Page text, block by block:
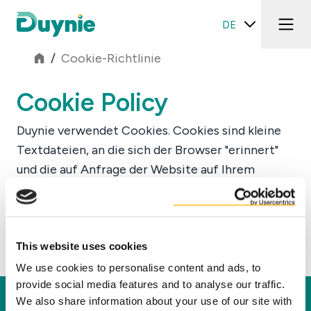
This website uses cookies
We use cookies to personalise content and ads, to
provide social media features and to analyse our traffic.
We also share information about your use of our site with
DE
/ Cookie-Richtlinie
Cookie Policy
Duynie verwendet Cookies. Cookies sind kleine
Textdateien, an die sich der Browser "erinnert"
und die auf Anfrage der Website auf Ihrem
Computer, Tablet, Mobiltelefon und / oder
anderen Geräten gespeichert werden. Wir
verbessern und zu analysieren.
Cookies zur Analyse und Verbesserung unserer
Website:
Weiterlesen
Duynie